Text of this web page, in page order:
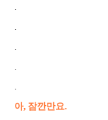
.
.
.
.
.
아, 잠깐만요.